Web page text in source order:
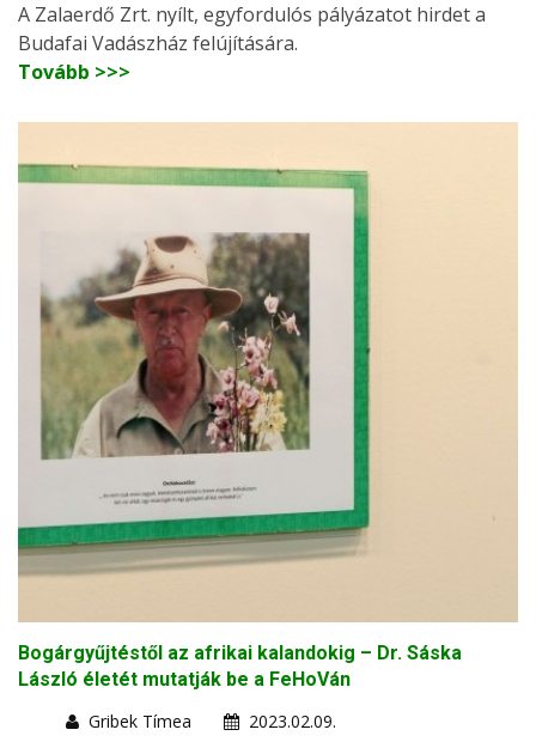
A Zalaerdő Zrt. nyílt, egyfordulós pályázatot hirdet a
Budafai Vadászház felújítására.
Tovább >>>
Bogárgyűjtéstől az afrikai kalandokig – Dr. Sáska
László életét mutatják be a FeHoVán
Gribek Tímea
2023.02.09.